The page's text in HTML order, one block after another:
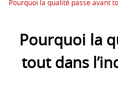
Pourquoi la qualité passe avant
Pourquoi la
tout dans